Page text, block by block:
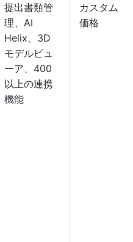
提出書類管
理、AI
Helix、3D
モデルビュ
ーア、400
以上の連携
機能
カスタム
価格